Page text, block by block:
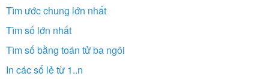
Tìm ước chung lớn nhất
Tìm số lớn nhất
Tìm số bằng toán tử ba ngôi
In các số lẻ từ 1..n